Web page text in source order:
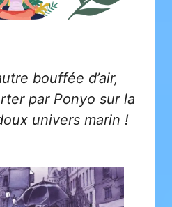
bouffée d’air,
par Ponyo sur la
univers marin !